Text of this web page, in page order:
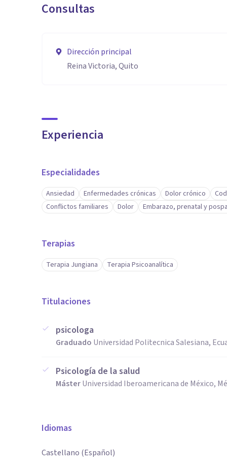
Consultas
Dirección principal
Reina Victoria, Quito
Experiencia
Especialidades
Ansiedad Enfermedades crónicas Dolor crónico
Conflictos familiares
Dolor Embarazo, prenatal y
Terapias
Terapia Jungiana Terapia Psicoanalítica
Titulaciones
psicologa
Graduado Universidad Politecnica Salesiana,
Psicología de la salud
MásterUniversidad Iberoamericana de México,
Idiomas
Castellano (Español)